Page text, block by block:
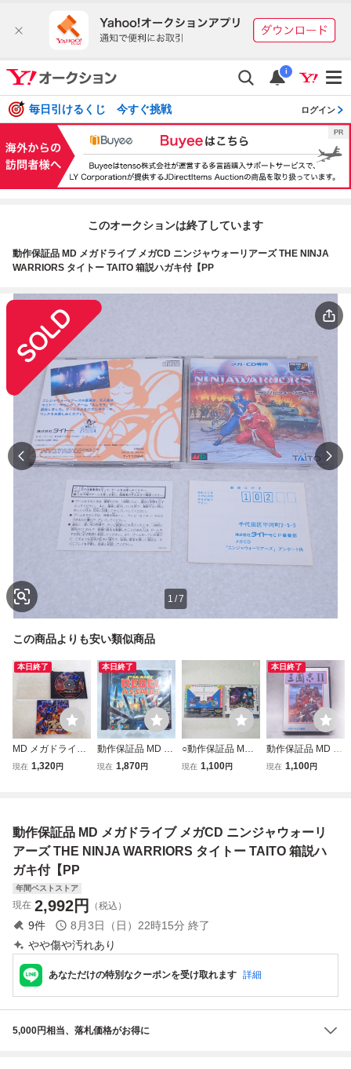
i
毎日引けるくじ 今すぐ挑戦 ログイン
このオークションは終了しています
動作保証品 MD メガドライブ メガCD ニンジャウォーリアーズ THE NINJA
WARRIORS タイトー TAITO 箱説ハガキ付【PP
1 /7
この商品よりも安い類似商品
本日終了
MD メガドライブ
メガCD 電忍アレ
現在 1,320円
本日終了
動作保証品 MD メ
ガCD スター・ウ
現在 1,870円
○動作保証品 MD
メガCD ソニッ
【PP
現在 1,100円
本日終了
動作保証品 MD メ
ガドライブ 三國志
現在 1,100円
動作保証品 MD メガドライブ メガCD ニンジャウォーリ
アーズ THE NINJA WARRIORS タイトー TAITO 箱説ハ
ガキ付【PP
年間ベストストア
現在 2,992円 （税込）
9件 8月3日（日）22時15分 終了
やや傷や汚れあり
あなただけの特別なクーポンを受け取れます 詳細
5,000円相当、落札価格がお得に